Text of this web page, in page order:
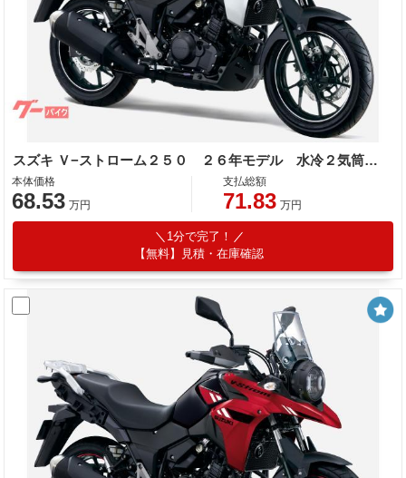
スズキ Ｖ−ストローム２５０ ２６年モデル 水冷２気筒エンジン ＬＥＤヘッドライト標準装備
本体価格
68.53 万円
支払総額
71.83 万円
1分で完了！
【無料】見積・在庫確認